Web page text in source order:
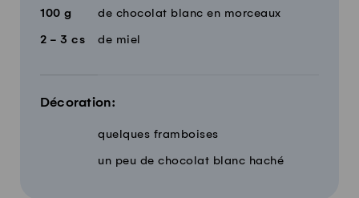
100 g de chocolat blanc en morceaux
2 - 3 cs de miel
Décoration:
quelques framboises
un peu de chocolat blanc haché